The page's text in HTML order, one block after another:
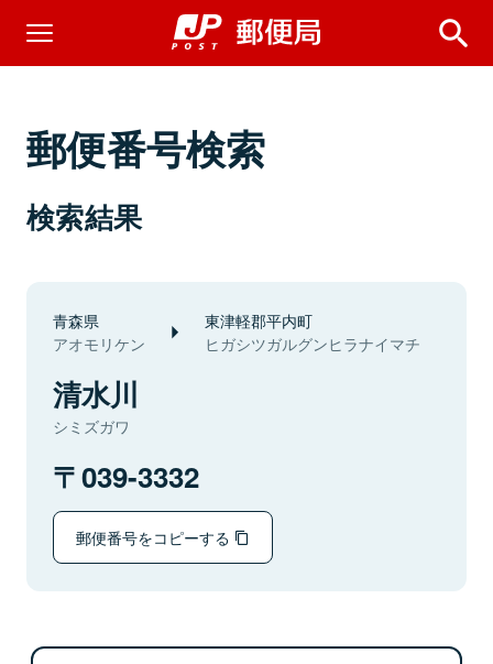
郵便番号検索
検索結果
青森県
アオモリケン
東津軽郡平内町
ヒガシツガルグンヒラナイマチ
清水川
シミズガワ
039-3332
郵便番号をコピーする